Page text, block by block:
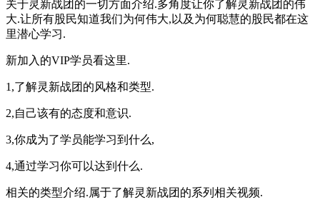
关于灵新战团的一切方面介绍.多角度让你了解灵新战团的伟
大.让所有股民知道我们为何伟大,以及为何聪慧的股民都在这
里潜心学习.
新加入的VIP学员看这里.
1,了解灵新战团的风格和类型.
2,自己该有的态度和意识.
3,你成为了学员能学习到什么,
4,通过学习你可以达到什么.
相关的类型介绍.属于了解灵新战团的系列相关视频.